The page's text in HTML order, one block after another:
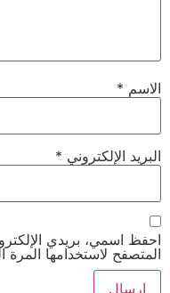
الاسم *
البريد الإلكتروني *
احفظ اسمي، بريدي
المتصفح لاستخدامها المرة